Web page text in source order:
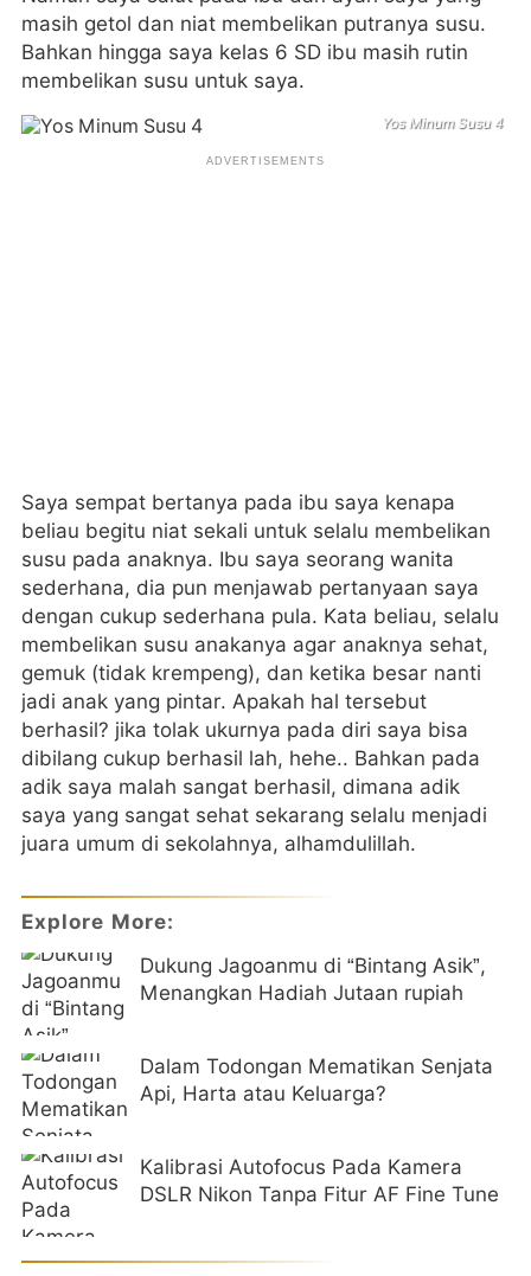
masih getol dan niat membelikan putranya susu.
Bahkan hingga saya kelas 6 SD ibu masih rutin
membelikan susu untuk saya.
Yos Minum Susu 4
Saya sempat bertanya pada ibu saya kenapa
beliau begitu niat sekali untuk selalu membelikan
susu pada anaknya. Ibu saya seorang wanita
sederhana, dia pun menjawab pertanyaan saya
dengan cukup sederhana pula. Kata beliau, selalu
membelikan susu anakanya agar anaknya sehat,
gemuk (tidak krempeng), dan ketika besar nanti
jadi anak yang pintar. Apakah hal tersebut
berhasil? jika tolak ukurnya pada diri saya bisa
dibilang cukup berhasil lah, hehe.. Bahkan pada
adik saya malah sangat berhasil, dimana adik
saya yang sangat sehat sekarang selalu menjadi
juara umum di sekolahnya, alhamdulillah.
Explore More:
Dukung Jagoanmu di “Bintang Asik”,
Menangkan Hadiah Jutaan rupiah
Dalam Todongan Mematikan Senjata
Api, Harta atau Keluarga?
Kalibrasi Autofocus Pada Kamera
DSLR Nikon Tanpa Fitur AF Fine Tune